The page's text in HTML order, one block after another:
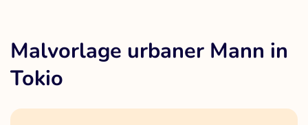
Malvorlage urbaner Mann in
Tokio